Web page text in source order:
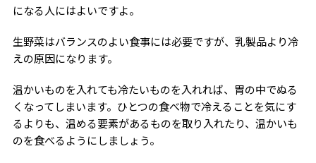
になる人にはよいですよ。
生野菜はバランスのよい食事には必要ですが、乳製品より冷
えの原因になります。
温かいものを入れても冷たいものを入れれば、胃の中でぬる
くなってしまいます。ひとつの食べ物で冷えることを気にす
るよりも、温める要素があるものを取り入れたり、温かいも
のを食べるようにしましょう。